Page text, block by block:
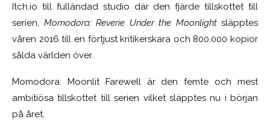
Itch.io till fulländad studio där den fjärde tillskottet till
serien, Momodora: Reverie Under the Moonlightsläpptes
våren 2016 till en förtjust kritikerskara och 800.000 kopior
sålda världen över.
Momodora: Moonlit Farewell är den femte och mest
ambitiösa tillskottet till serien vilket släpptes nu i början
på året.